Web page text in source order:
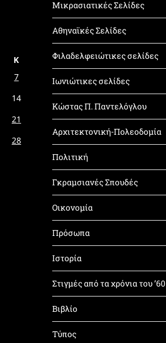
Κ
7
14
21
28
Μικρασιατικές Σελίδες
Αθηναϊκές Σελίδες
Φιλαδελφειώτικες σελίδες
Ιωνιώτικες σελίδες
Κώστας Π. Παντελόγλου
Αρχιτεκτονική-Πολεοδομία
Πολιτική
Γκραμσιανές Σπουδές
Οικονομία
Πρόσωπα
Ιστορία
Στιγμές από τα χρόνια του ’60
Βιβλίο
Τύπος